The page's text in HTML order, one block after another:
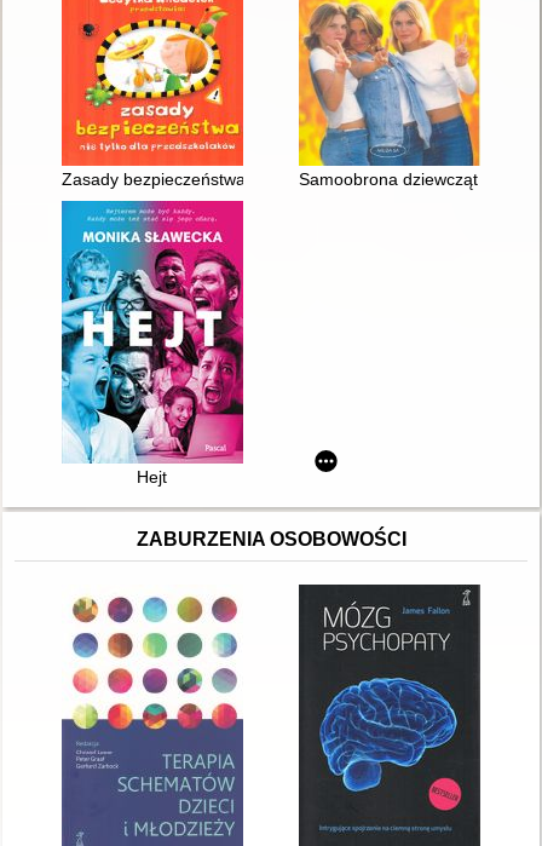
Zasady bezpieczeństwa nie tylko dla przedszkolaków
Samoobrona dziewcząt :
Hejt
ZABURZENIA OSOBOWOŚCI